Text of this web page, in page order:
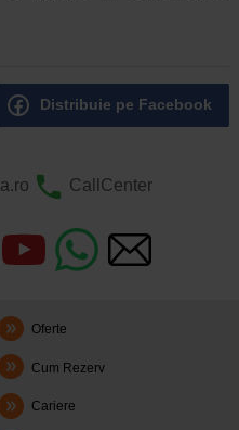
Distribuie pe Facebook
CallCenter
Oferte
Cum Rezerv
Cariere